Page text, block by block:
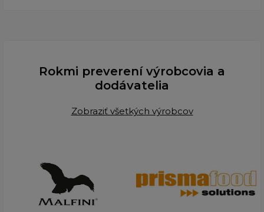
Rokmi preverení výrobcovia a
dodávatelia
Zobraziť všetkých výrobcov